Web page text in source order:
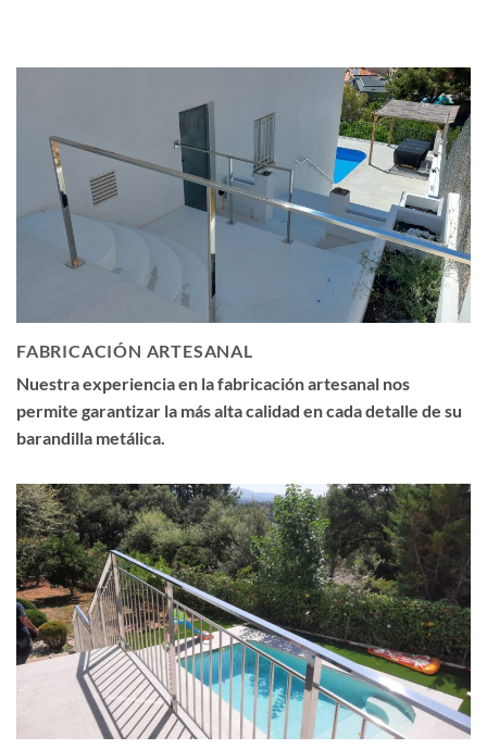
FABRICACIÓN ARTESANAL
Nuestra experiencia en la fabricación artesanal nos
permite garantizar la más alta calidad en cada detalle de su
barandilla metálica.